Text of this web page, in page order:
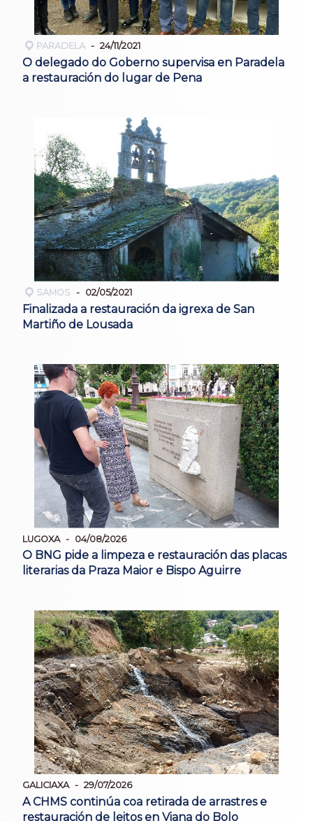
PARADELA 24/11/2021
O delegado do Goberno supervisa en Paradela
a restauración do lugar de Pena
SAMOS 02/05/2021
Finalizada a restauración da igrexa de San
Martiño de Lousada
LUGOXA 04/08/2026
O BNG pide a limpeza e restauración das placas
literarias da Praza Maior e Bispo Aguirre
GALICIAXA 29/07/2026
A CHMS continúa coa retirada de arrastres e
restauración de leitos en Viana do Bolo